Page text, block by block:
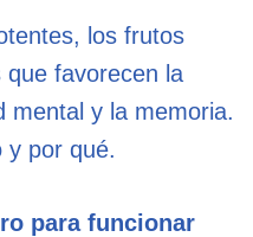
los frutos
favorecen la
mental y la memoria.
y por qué.
para funcionar